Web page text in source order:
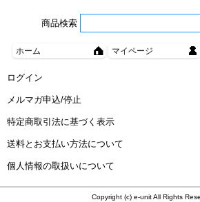
商品検索
ホーム マイページ
ログイン
メルマガ申込/停止
特定商取引法に基づく表示
送料とお支払い方法について
個人情報の取扱いについて
Copyright (c) e-unit All Rights